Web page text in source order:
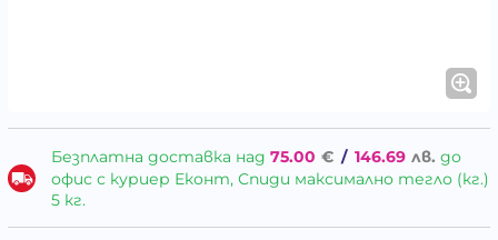
Безплатна доставка над 75.00 € / 146.69 лв. до
офис с куриер Еконт, Спиди максимално тегло (кг.)
5 кг.